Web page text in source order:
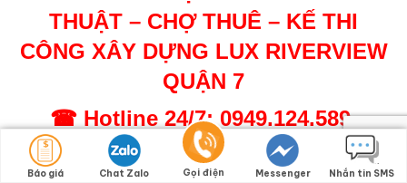
THUẬT – CHỢ THUÊ – KẾ THI
CÔNG XÂY DỰNG LUX RIVERVIEW
QUẬN 7
☎ Hotline 24/7: 0949.124.589
(Điện thoại, Viber, Zalo, Whatsapp, Wechat)
Báo giá Chat Zalo Gọi điện Messenger Nhắn tin SMS